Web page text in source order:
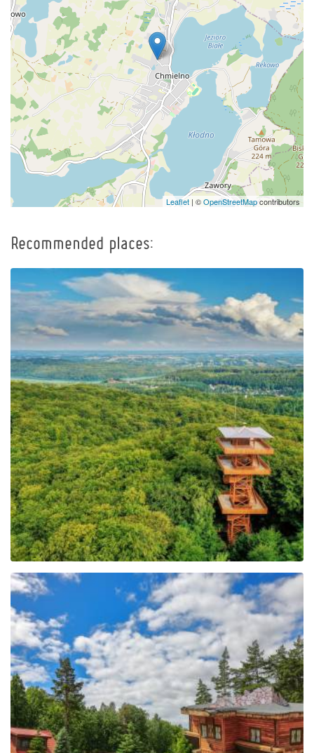
Leaflet | ©OpenStreetMapcontributors
Recommended places:
Observation Tower of
Pope John Paul II at
Wieżyca
The Regional Centre of
Education and
Promotion in Szymbark